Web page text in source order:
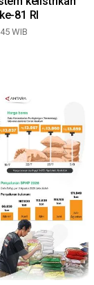
81 RI
WIB